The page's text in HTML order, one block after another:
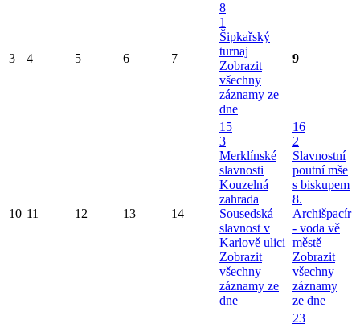
3 4 5 6 7
8
1
Šipkařský
turnaj
Zobrazit
všechny
záznamy ze
dne
9
10 11 12 13 14
15
3
Merklínské
slavnosti
Kouzelná
zahrada
Sousedská
slavnost v
Karlově ulici
Zobrazit
všechny
záznamy ze
dne
16
2
Slavnostní
poutní mše
s biskupem
8.
Archišpacír
- voda vě
městě
Zobrazit
všechny
záznamy
ze dne
23